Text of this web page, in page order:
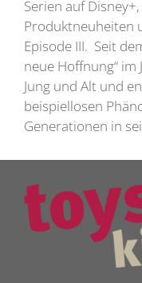
Serien auf
Produktneuheiten
Episode III. Seit
neue Hoffnung“ im
Jung und Alt und
beispiellosen
Generationen in